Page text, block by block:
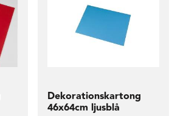
Dekorationskartong
46x64cm ljusblå